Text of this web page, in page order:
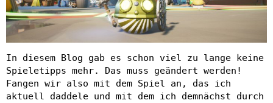
In diesem Blog gab es schon viel zu lange keine
Spieletipps mehr. Das muss geändert werden!
Fangen wir also mit dem Spiel an, das ich
aktuell daddele und mit dem ich demnächst durch